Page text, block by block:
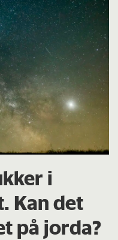
i
Kan det
på jorda?